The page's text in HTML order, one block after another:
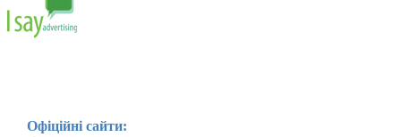
Офіційні сайти: